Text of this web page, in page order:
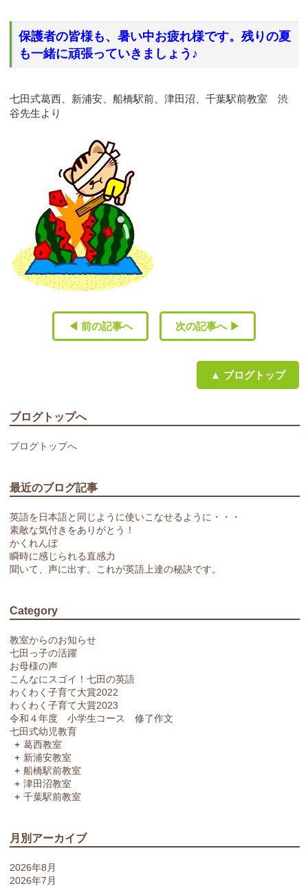
保護者の皆様も、暑い中お疲れ様です。残りの夏
も一緒に頑張っていきましょう♪
七田式葛西、新浦安、船橋駅前、津田沼、千葉駅前教室 渋
谷先生より
◀ 前の記事へ 次の記事へ ▶
▲ ブログトップ
ブログトップへ
ブログトップへ
最近のブログ記事
英語を日本語と同じように使いこなせるように・・・
素敵な気付きをありがとう！
かくれんぼ
瞬時に感じられる直感力
聞いて、声に出す。これが英語上達の秘訣です。
Category
教室からのお知らせ
七田っ子の活躍
お母様の声
こんなにスゴイ！七田の英語
わくわく子育て大賞2022
わくわく子育て大賞2023
令和４年度 小学生コース 修了作文
七田式幼児教育
葛西教室
新浦安教室
船橋駅前教室
津田沼教室
千葉駅前教室
月別アーカイブ
2026年8月
2026年7月